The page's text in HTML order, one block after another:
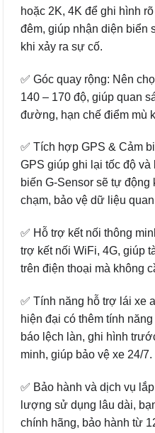
hoặc 2K, 4K để ghi hình
đêm, giúp nhận diện biển
khi xảy ra sự cố.
✅ Góc quay rộng: Nên
140 – 170 độ, giúp quan
đường, hạn chế điểm mù
✅ Tích hợp GPS & Cảm
GPS giúp ghi lại tốc độ
biến G-Sensor sẽ tự động
chạm, bảo vệ dữ liệu
✅ Hỗ trợ kết nối thông
trợ kết nối WiFi, 4G, giúp
trên điện thoại mà không
✅ Tính năng hỗ trợ lái xe
hiện đại có thêm tính
báo lệch làn, ghi hình
minh, giúp bảo vệ xe 24/7.
✅ Bảo hành và dịch vụ
lượng sử dụng lâu dài,
chính hãng, bảo hành từ